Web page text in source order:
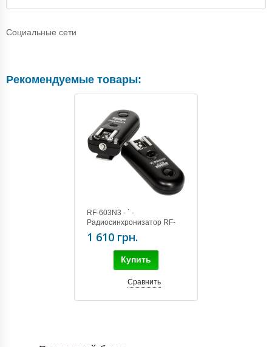
Социальные сети
Рекомендуемые товары:
RF-603N3 - ` -
Радиосинхронизатор RF-
603 Nikon3 (KIT) (D90,
D3100, D5000, D7000)
1 610 грн.
Купить
Сравнить